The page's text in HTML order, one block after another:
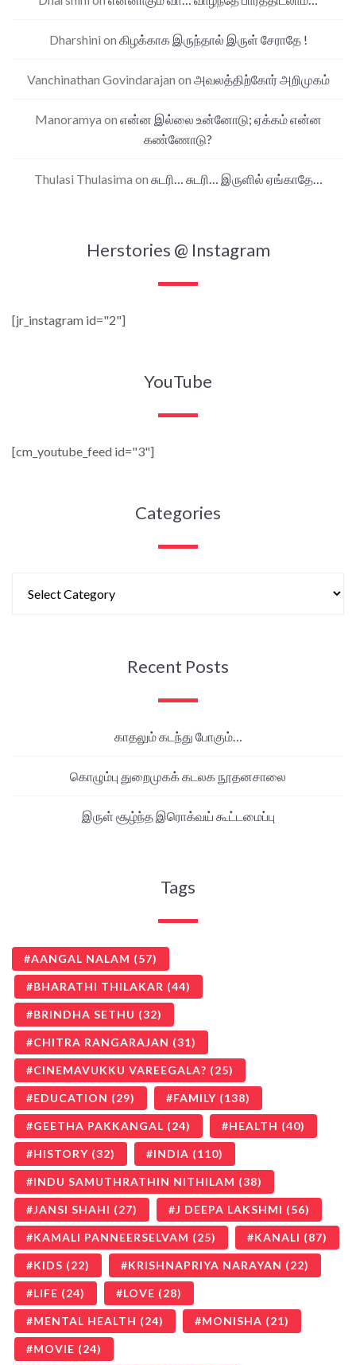
Dharshini on கிழக்காக இருந்தால் இருள் சேராதே !
Vanchinathan Govindarajan on அவலத்திற்கோர் அறிமுகம்
Manoramya on என்ன இல்லை உன்னோடு; ஏக்கம் என்ன
கண்ணோடு?
Thulasi Thulasima on சுடரி… சுடரி… இருளில் ஏங்காதே…
Herstories @ Instagram
[jr_instagram id="2"]
YouTube
[cm_youtube_feed id="3"]
Categories
Recent Posts
காதலும் கடந்து போகும்…
கொழும்பு துறைமுகக் கடலக நூதனசாலை
இருள் சூழ்ந்த இரொக்வய் கூட்டமைப்பு
Tags
AANGAL NALAM (57)
BHARATHI THILAKAR (44)
BRINDHA SETHU (32)
CHITRA RANGARAJAN (31)
CINEMAVUKKU VAREEGALA? (25)
EDUCATION (29) FAMILY (138)
GEETHA PAKKANGAL (24) HEALTH (40)
HISTORY (32) INDIA (110)
INDU SAMUTHRATHIN NITHILAM (38)
JANSI SHAHI (27) J DEEPA LAKSHMI (56)
KAMALI PANNEERSELVAM (25) KANALI (87)
KIDS (22) KRISHNAPRIYA NARAYAN (22)
LIFE (24) LOVE (28)
MENTAL HEALTH (24) MONISHA (21)
MOVIE (24)